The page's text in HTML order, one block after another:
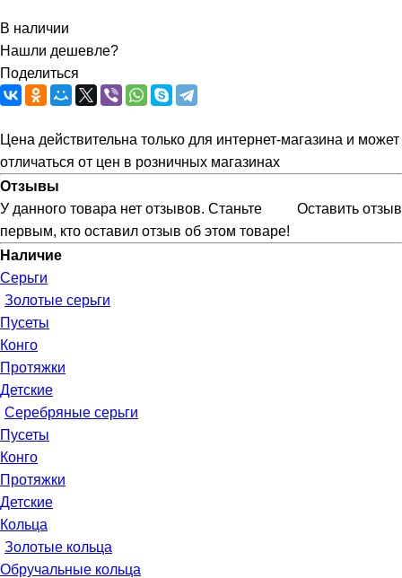
В наличии
Нашли дешевле?
Поделиться
Цена действительна только для интернет-магазина и может
отличаться от цен в розничных магазинах
Отзывы
Оставить отзыв
У данного товара нет отзывов. Станьте
первым, кто оставил отзыв об этом товаре!
Наличие
Серьги
Золотые серьги
Пусеты
Конго
Протяжки
Детские
Серебряные серьги
Пусеты
Конго
Протяжки
Детские
Кольца
Золотые кольца
Обручальные кольца